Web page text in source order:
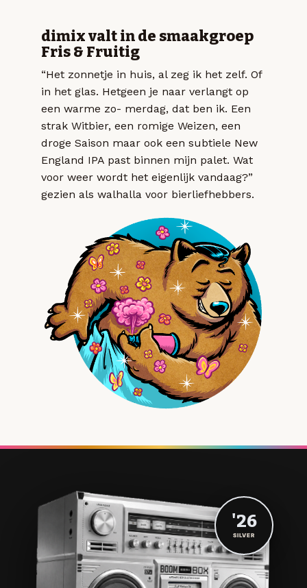
dimix valt in de smaakgroep
Fris & Fruitig
“Het zonnetje in huis, al zeg ik het zelf. Of
in het glas. Hetgeen je naar verlangt op
een warme zo- merdag, dat ben ik. Een
strak Witbier, een romige Weizen, een
droge Saison maar ook een subtiele New
England IPA past binnen mijn palet. Wat
voor weer wordt het eigenlijk vandaag?”
gezien als walhalla voor bierliefhebbers.
'26
SILVER